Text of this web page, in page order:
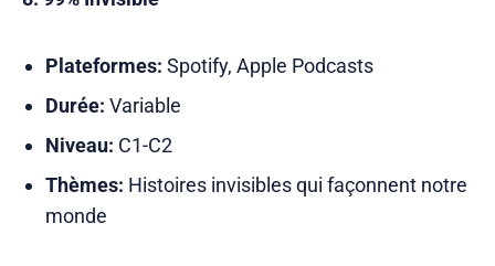
Plateformes: Spotify, Apple Podcasts
Durée: Variable
Niveau: C1-C2
Thèmes: Histoires invisibles qui façonnent notre
monde